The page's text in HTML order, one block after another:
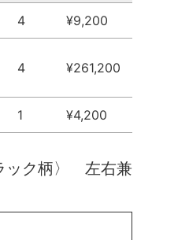
4 ¥9,200
4 ¥261,200
1 ¥4,200
ク柄〉 左右兼